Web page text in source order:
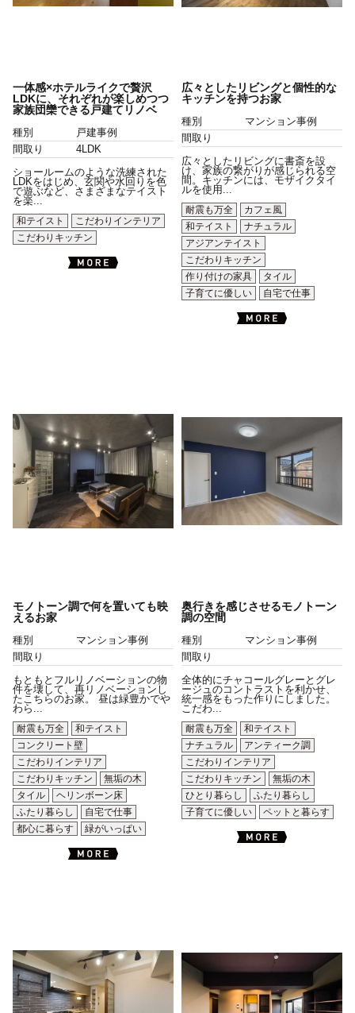
一体感×ホテルライクで贅沢
LDKに、それぞれが楽しめつつ
家族団欒できる戸建てリノベ
種別
戸建事例
間取り
4LDK
ショールームのような洗練された
LDKをはじめ、玄関や水回りを色
で遊ぶなど、さまざまなテイスト
を楽...
和テイスト
こだわりインテリア
こだわりキッチン
広々としたリビングと個性的な
キッチンを持つお家
種別
マンション事例
間取り
広々としたリビングに書斎を設
け、家族の繋がりが感じられる空
間。キッチンには、モザイクタイ
ルを使用...
耐震も万全
カフェ風
和テイスト
ナチュラル
アジアンテイスト
こだわりキッチン
作り付けの家具
タイル
子育てに優しい
自宅で仕事
モノトーン調で何を置いても映
えるお家
種別
マンション事例
間取り
もともとフルリノベーションの物
件を壊して、再リノベーションし
たこちらのお家。 昼は緑豊かでや
わら...
耐震も万全
和テイスト
コンクリート壁
こだわりインテリア
こだわりキッチン
無垢の木
タイル
ヘリンボーン床
ふたり暮らし
自宅で仕事
都心に暮らす
緑がいっぱい
奥行きを感じさせるモノトーン
調の空間
種別
マンション事例
間取り
全体的にチャコールグレーとグレ
ージュのコントラストを利かせ、
統一感をもった作りにしました。
こだわ...
耐震も万全
和テイスト
ナチュラル
アンティーク調
こだわりインテリア
こだわりキッチン
無垢の木
ひとり暮らし
ふたり暮らし
子育てに優しい
ペットと暮らす